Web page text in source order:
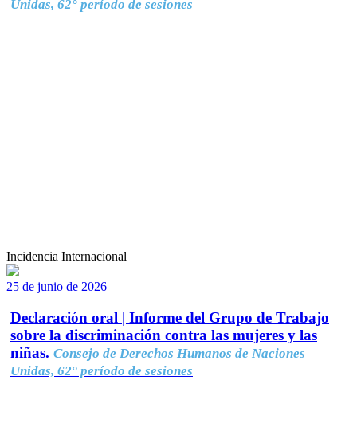
Unidas, 62° período de sesiones
Incidencia Internacional
25 de junio de 2026
Declaración oral | Informe del Grupo de Trabajo
sobre la discriminación contra las mujeres y las
niñas. Consejo de Derechos Humanos de Naciones
Unidas, 62° período de sesiones